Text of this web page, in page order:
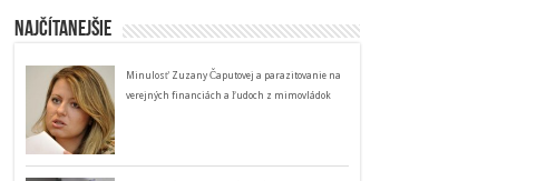
Najčítanejšie
Minulosť Zuzany Čaputovej a parazitovanie na
verejných financiách a ľudoch z mimovládok